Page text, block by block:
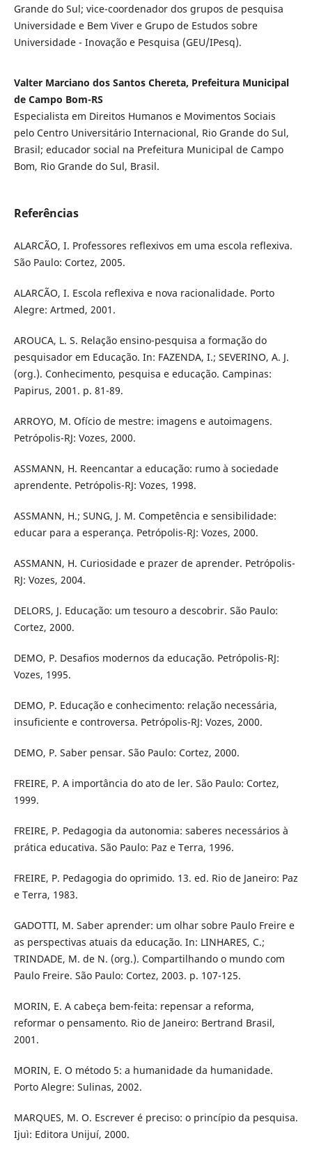
Grande do Sul; vice-coordenador dos grupos de pesquisa
Universidade e Bem Viver e Grupo de Estudos sobre
Universidade - Inovação e Pesquisa (GEU/IPesq).
Valter Marciano dos Santos Chereta, Prefeitura Municipal
de Campo Bom-RS
Especialista em Direitos Humanos e Movimentos Sociais
pelo Centro Universitário Internacional, Rio Grande do Sul,
Brasil; educador social na Prefeitura Municipal de Campo
Bom, Rio Grande do Sul, Brasil.
Referências
ALARCÃO, I. Professores reflexivos em uma escola reflexiva.
São Paulo: Cortez, 2005.
ALARCÃO, I. Escola reflexiva e nova racionalidade. Porto
Alegre: Artmed, 2001.
AROUCA, L. S. Relação ensino-pesquisa a formação do
pesquisador em Educação. In: FAZENDA, I.; SEVERINO, A. J.
(org.). Conhecimento, pesquisa e educação. Campinas:
Papirus, 2001. p. 81-89.
ARROYO, M. Ofício de mestre: imagens e autoimagens.
Petrópolis-RJ: Vozes, 2000.
ASSMANN, H. Reencantar a educação: rumo à sociedade
aprendente. Petrópolis-RJ: Vozes, 1998.
ASSMANN, H.; SUNG, J. M. Competência e sensibilidade:
educar para a esperança. Petrópolis-RJ: Vozes, 2000.
ASSMANN, H. Curiosidade e prazer de aprender. Petrópolis-
RJ: Vozes, 2004.
DELORS, J. Educação: um tesouro a descobrir. São Paulo:
Cortez, 2000.
DEMO, P. Desafios modernos da educação. Petrópolis-RJ:
Vozes, 1995.
DEMO, P. Educação e conhecimento: relação necessária,
insuficiente e controversa. Petrópolis-RJ: Vozes, 2000.
DEMO, P. Saber pensar. São Paulo: Cortez, 2000.
FREIRE, P. A importância do ato de ler. São Paulo: Cortez,
1999.
FREIRE, P. Pedagogia da autonomia: saberes necessários à
prática educativa. São Paulo: Paz e Terra, 1996.
FREIRE, P. Pedagogia do oprimido. 13. ed. Rio de Janeiro: Paz
e Terra, 1983.
GADOTTI, M. Saber aprender: um olhar sobre Paulo Freire e
as perspectivas atuais da educação. In: LINHARES, C.;
TRINDADE, M. de N. (org.). Compartilhando o mundo com
Paulo Freire. São Paulo: Cortez, 2003. p. 107-125.
MORIN, E. A cabeça bem-feita: repensar a reforma,
reformar o pensamento. Rio de Janeiro: Bertrand Brasil,
2001.
MORIN, E. O método 5: a humanidade da humanidade.
Porto Alegre: Sulinas, 2002.
MARQUES, M. O. Escrever é preciso: o princípio da pesquisa.
Ijuì: Editora Unijuí, 2000.